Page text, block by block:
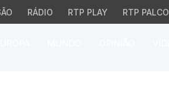
RÁDIO RTP PLAY RTP PALCO